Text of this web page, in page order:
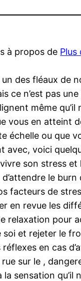
à propos de Plus
des fléaux de
ce n’est pas
même qu’il
vous en atteint
échelle ou que
avec, voici
son stress et
le burn
facteurs de
en revue les
relaxation pour
et rejeter le
en cas
sur le ,
la sensation qu’il